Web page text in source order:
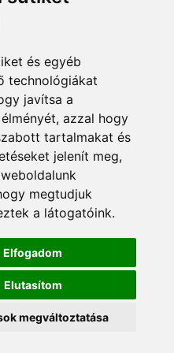
és egyéb
technológiákat
javítsa a
azzal hogy
tartalmakat és
jelenít meg,
megtudjuk
a látogatóink.
Elfogadom
Elutasítom
megváltoztatása
tól
módok
tájékoztató
|